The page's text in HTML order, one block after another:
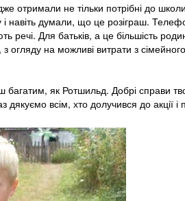
отримали не тільки потрібні до
навіть думали, що це розіграш.
речі. Для батьків, а це більшість
на можливі витрати з сімейного
як Ротшильд. Добрі справи
всім, хто долучився до акції і